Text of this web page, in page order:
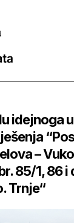
idejnoga
–
85/1, 86
Trnje“